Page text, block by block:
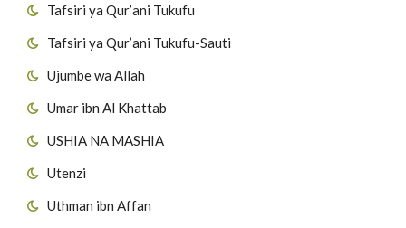
Tafsiri ya Qur’ani Tukufu
Tafsiri ya Qur’ani Tukufu-Sauti
Ujumbe wa Allah
Umar ibn Al Khattab
USHIA NA MASHIA
Utenzi
Uthman ibn Affan